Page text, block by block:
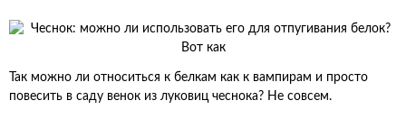
Так можно ли относиться к белкам как к вампирам и просто
повесить в саду венок из луковиц чеснока? Не совсем.